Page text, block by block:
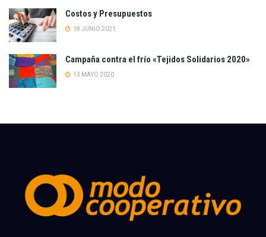
Costos y Presupuestos
18 JUNIO 2021
Campaña contra el frío «Tejidos Solidarios 2020»
13 MAYO 2020